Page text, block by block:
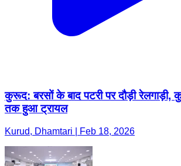
कुरूद: बरसों के बाद पटरी पर दौड़ी
तक हुआ ट्रायल
Kurud, Dhamtari | Feb 18, 2026